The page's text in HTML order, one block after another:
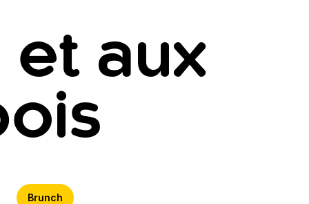
et aux
Brunch